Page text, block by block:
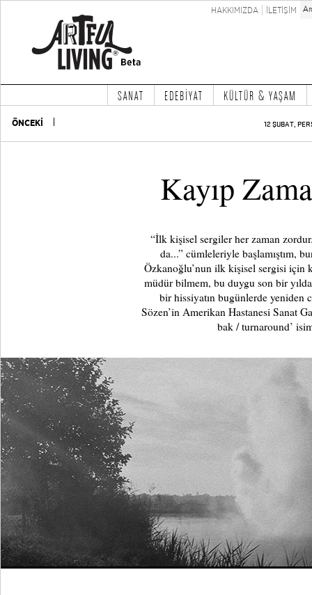
HAKKIMIZDA İLETİŞİM
SANAT EDEBİYAT KÜLTÜR & YAŞAM
ÖNCEKİ 12 ŞUBAT,
Kayıp
“İlk kişisel sergiler her zaman
da...” cümleleriyle başlamıştım,
Özkanoğlu’nun ilk kişisel sergisi için
müdür bilmem, bu duygu son bir
bir hissiyatın bugünlerde yeniden
Sözen’in Amerikan Hastanesi Sanat
bak / turnaround’